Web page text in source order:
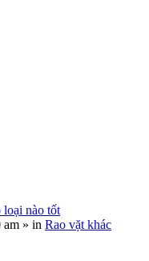
nào tốt
am » in Rao vặt khác